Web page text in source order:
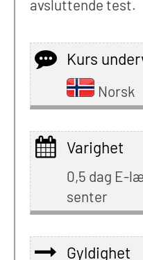
avsluttende test.
Kurs
Norsk
Varighet
0,5 dag E-
senter
Gyldighet